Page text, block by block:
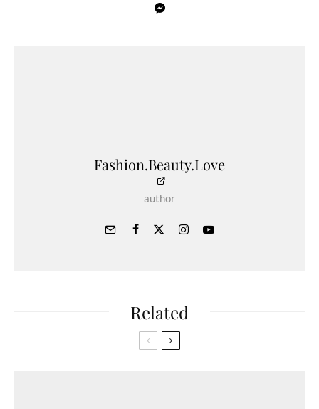
Fashion.Beauty.Love
author
Related